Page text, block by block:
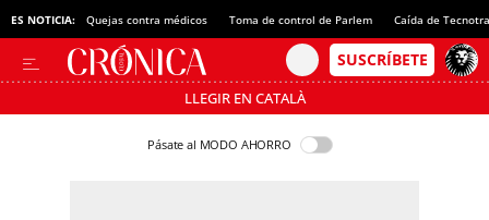
ES NOTICIA: Quejas contra médicos Toma de control de Parlem Caída de
LLEGIR EN CATALÀ
Pásate al MODO AHORRO